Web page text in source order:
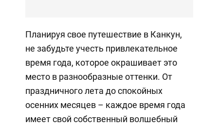
Планируя свое путешествие в Канкун,
не забудьте учесть привлекательное
время года, которое окрашивает это
место в разнообразные оттенки. От
праздничного лета до спокойных
осенних месяцев – каждое время года
имеет свой собственный волшебный